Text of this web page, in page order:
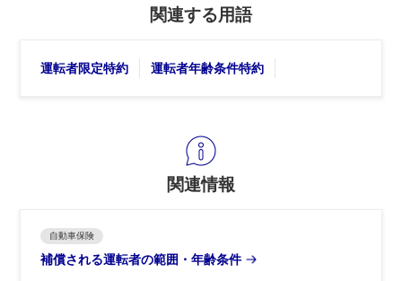
関連する用語
運転者限定特約 運転者年齢条件特約
関連情報
自動車保険
補償される運転者の範囲・年齢条件